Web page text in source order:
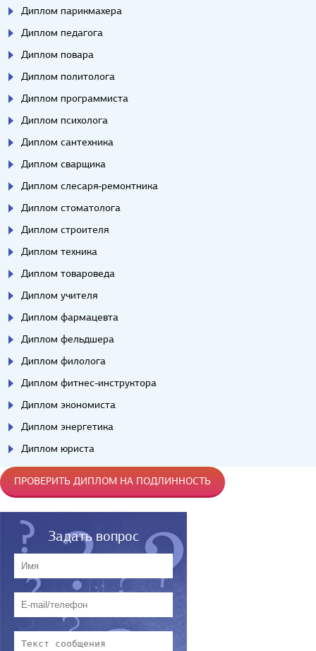
Диплом парикмахера
Диплом педагога
Диплом повара
Диплом политолога
Диплом программиста
Диплом психолога
Диплом сантехника
Диплом сварщика
Диплом слесаря-ремонтника
Диплом стоматолога
Диплом строителя
Диплом техника
Диплом товароведа
Диплом учителя
Диплом фармацевта
Диплом фельдшера
Диплом филолога
Диплом фитнес-инструктора
Диплом экономиста
Диплом энергетика
Диплом юриста
ПРОВЕРИТЬ ДИПЛОМ НА ПОДЛИННОСТЬ
Задать вопрос